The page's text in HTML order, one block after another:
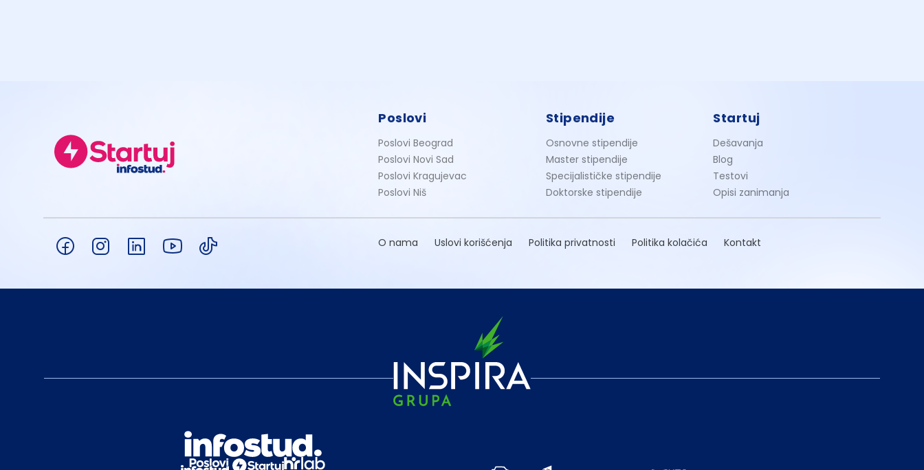
Poslovi
Poslovi Beograd
Poslovi Novi Sad
Poslovi Kragujevac
Poslovi Niš
Stipendije
Osnovne stipendije
Master stipendije
Specijalističke stipendije
Doktorske stipendije
Startuj
Dešavanja
Blog
Testovi
Opisi zanimanja
O nama Uslovi korišćenja Politika privatnosti Politika kolačića Kontakt